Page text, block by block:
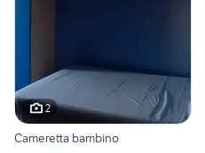
2
Cameretta bambino